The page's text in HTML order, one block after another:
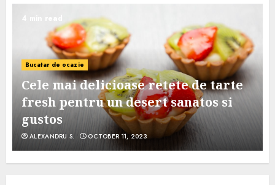
4 min read
Bucatar de ocazie
Cele mai delicioase retete de tarte
fresh pentru un desert sanatos si
gustos
ALEXANDRU S. OCTOBER 11, 2023